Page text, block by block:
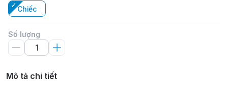
Chiếc
Số lượng
Mô tả chi tiết